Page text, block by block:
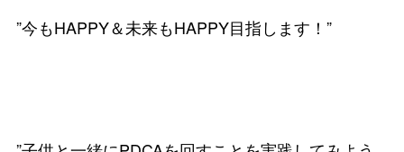
”今もHAPPY＆未来もHAPPY目指します！”